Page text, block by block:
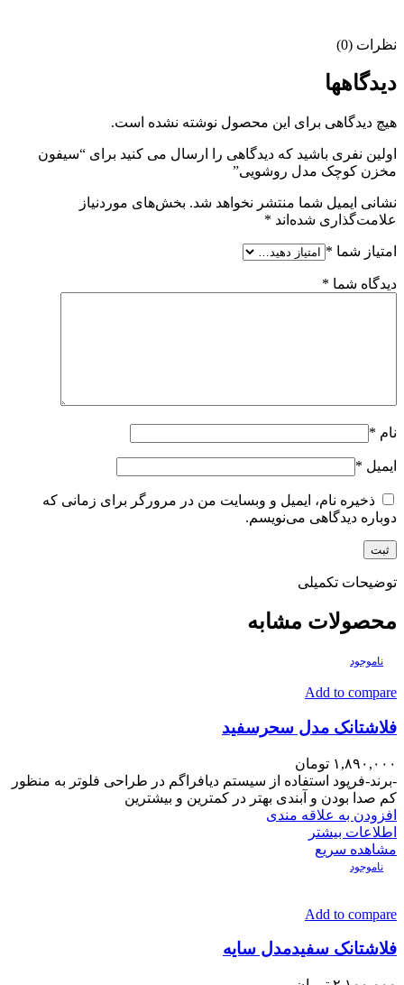
نظرات (0)
دیدگاهها
هیچ دیدگاهی برای این محصول نوشته نشده است.
اولین نفری باشید که دیدگاهی را ارسال می کنید برای “سیفون
مخزن کوچک مدل روشویی”
نشانی ایمیل شما منتشر نخواهد شد. بخش‌های موردنیاز
علامت‌گذاری شده‌اند *
امتیاز شما *
دیدگاه شما *
نام *
ایمیل *
ذخیره نام، ایمیل و وبسایت من در مرورگر برای زمانی که
دوباره دیدگاهی می‌نویسم.
توضیحات تکمیلی
محصولات مشابه
ناموجود
Add to compare
فلاشتانک مدل سحرسفید
۱,۸۹۰,۰۰۰ تومان
-برند-فرپود استفاده از سیستم دیافراگم در طراحی فلوتر به منظور
کم صدا بودن و آبندی بهتر در کمترین و بیشترین
افزودن به علاقه مندی
اطلاعات بیشتر
مشاهده سریع
ناموجود
Add to compare
فلاشتانک سفیدمدل سایه